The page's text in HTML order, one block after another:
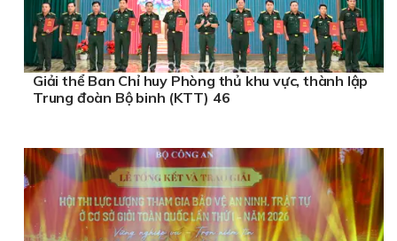
Giải thể Ban Chỉ huy Phòng thủ khu vực, thành lập
Trung đoàn Bộ binh (KTT) 46